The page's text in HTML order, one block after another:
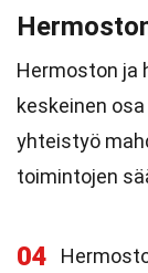
Hermoston ja
keskeinen
yhteistyö
toimintojen
04